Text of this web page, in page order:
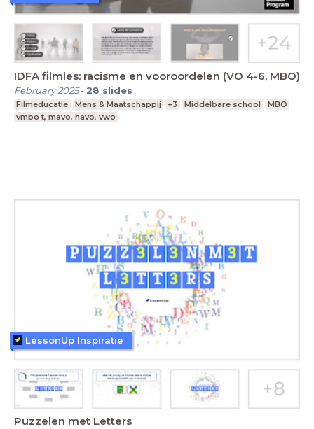
IDFA filmles: racisme en vooroordelen (VO 4-6, MBO)
February 2025- 28 slides
Filmeducatie Mens & Maatschappij +3 Middelbare school
MBO
vmbo t, mavo, havo, vwo
Puzzelen met Letters
LessonUp Inspiratie